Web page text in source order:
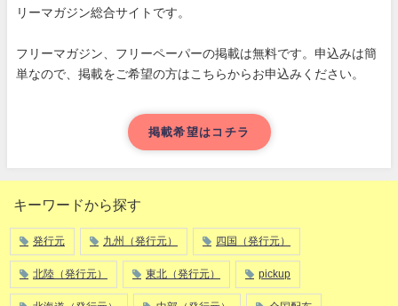
リーマガジン総合サイトです。
フリーマガジン、フリーペーパーの掲載は無料です。申込みは簡
単なので、掲載をご希望の方はこちらからお申込みください。
掲載希望はコチラ
キーワードから探す
発行元 九州（発行元） 四国（発行元）
北陸（発行元） 東北（発行元） pickup